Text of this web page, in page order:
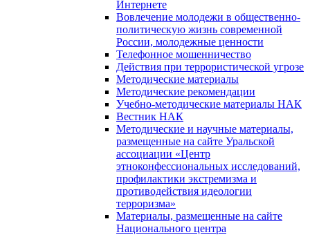
Интернете
Вовлечение молодежи в общественно-
политическую жизнь современной
России, молодежные ценности
Телефонное мошенничество
Действия при террористической угрозе
Методические материалы
Методические рекомендации
Учебно-методические материалы НАК
Вестник НАК
Методические и научные материалы,
размещенные на сайте Уральской
ассоциации «Центр
этноконфессиональных исследований,
профилактики экстремизма и
противодействия идеологии
терроризма»
Материалы, размещенные на сайте
Национального центра